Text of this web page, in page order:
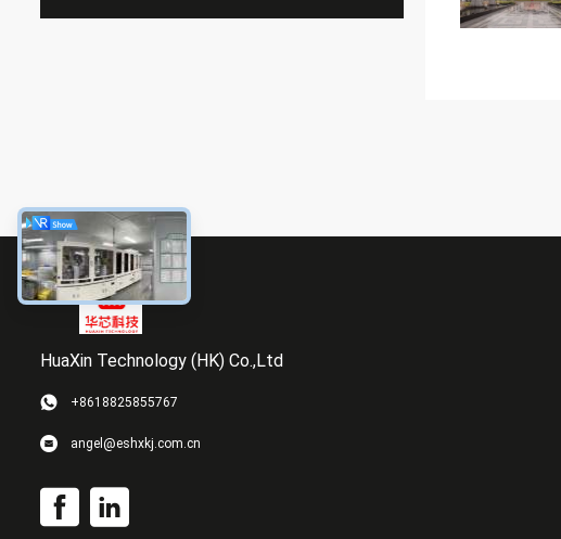
HuaXin Technology (HK) Co.,Ltd
+8618825855767
angel@eshxkj.com.cn